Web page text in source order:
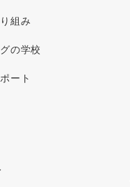
組み
の学校
ート